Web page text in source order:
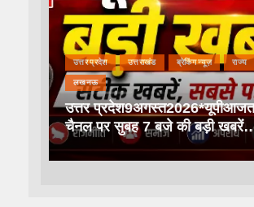
उत्तर प्रदेश उत्तराखंड ब्रेकिंग न्यूज़ राज्य
लखनऊ
उत्तर
चैनल पर सुबह 7 बजे की बड़ी